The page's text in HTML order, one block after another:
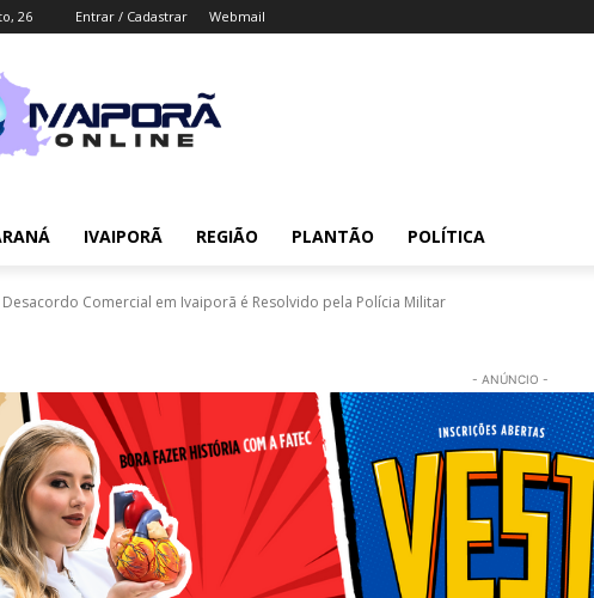
26 Entrar / Cadastrar Webmail
IVAIPORÃ REGIÃO PLANTÃO POLÍTICA
Desacordo Comercial em Ivaiporã é Resolvido pela Polícia Militar
- ANÚNCIO -